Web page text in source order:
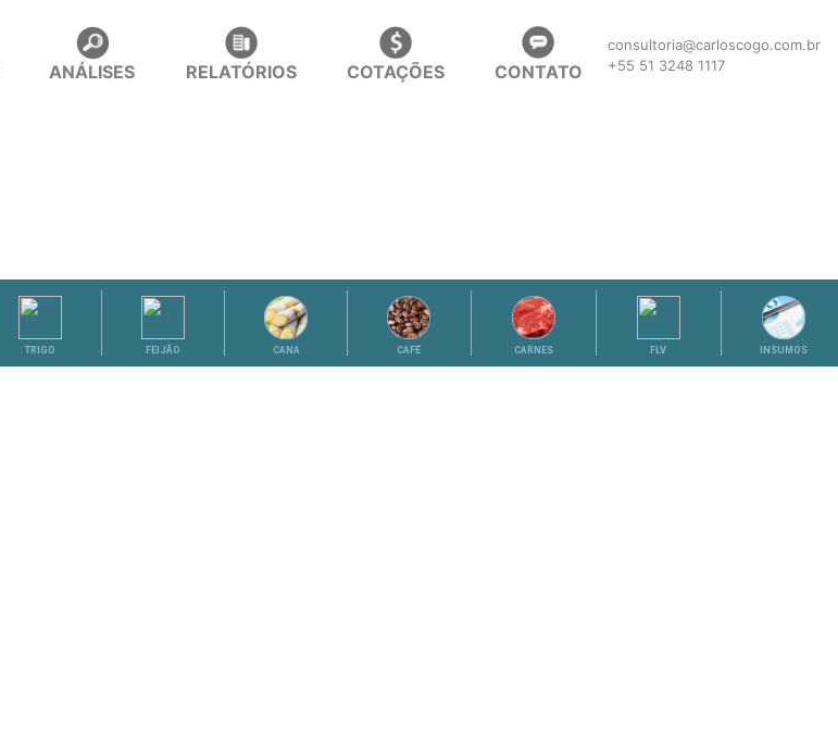
ANÁLISES RELATÓRIOS COTAÇÕES CONTATO
consultoria@carloscogo.com.br
+55 51 3248 1117
TRIGO FEIJÃO CANA CAFÉ CARNES FLV INSUMOS